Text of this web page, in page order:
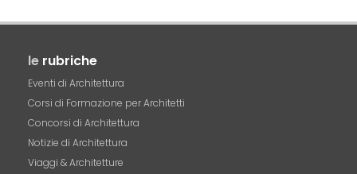
le rubriche
Eventi di Architettura
Corsi di Formazione per Architetti
Concorsi di Architettura
Notizie di Architettura
Viaggi & Architetture